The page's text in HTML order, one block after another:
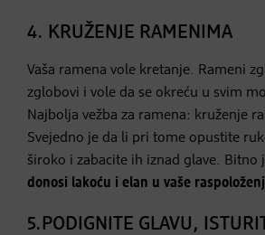
4. KRUŽENJE RAMENIMA
Vaša ramena vole kretanje. Rameni
zglobovi i vole da se okreću u svim
Najbolja vežba za ramena: kruženje
Svejedno je da li pri tome opustite
široko i zabacite ih iznad glave. Bitno
donosi lakoću i elan u vaše
5.PODIGNITE GLAVU,